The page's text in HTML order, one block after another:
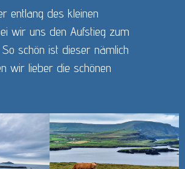
entlang des kleinen
wir uns den Aufstieg zum
schön ist dieser nämlich
wir lieber die schönen